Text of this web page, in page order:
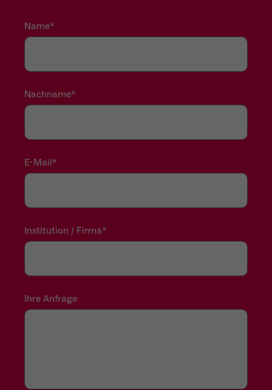
Name*
Nachname*
E-Mail*
Institution / Firma*
Ihre Anfrage